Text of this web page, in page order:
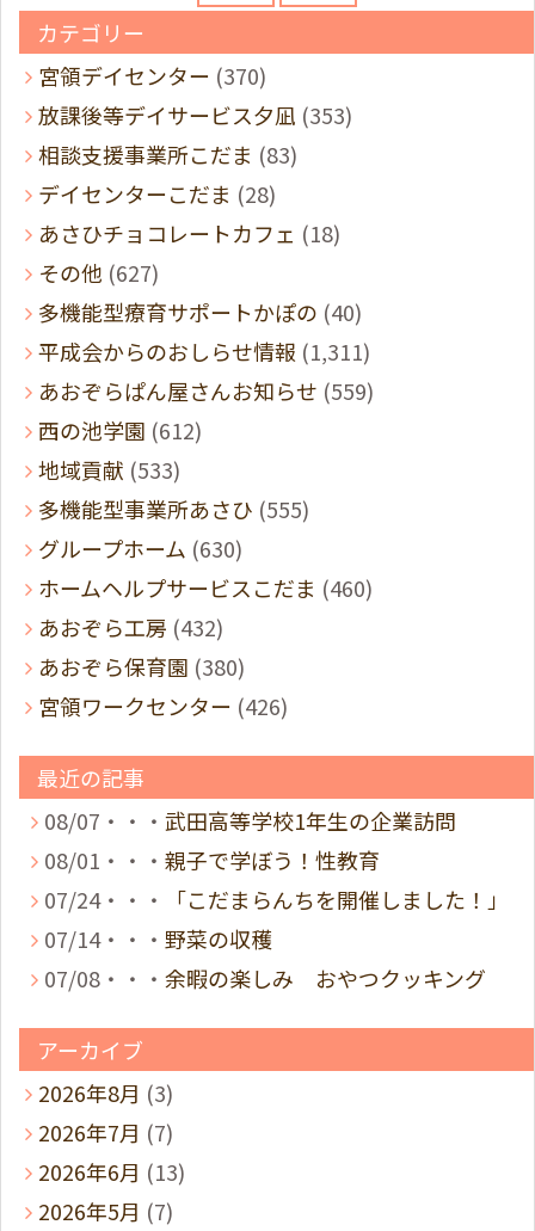
カテゴリー
宮領デイセンター (370)
放課後等デイサービス夕凪 (353)
相談支援事業所こだま (83)
デイセンターこだま (28)
あさひチョコレートカフェ (18)
その他 (627)
多機能型療育サポートかぽの (40)
平成会からのおしらせ情報 (1,311)
あおぞらぱん屋さんお知らせ (559)
西の池学園 (612)
地域貢献 (533)
多機能型事業所あさひ (555)
グループホーム (630)
ホームヘルプサービスこだま (460)
あおぞら工房 (432)
あおぞら保育園 (380)
宮領ワークセンター (426)
最近の記事
08/07・・・ 武田高等学校1年生の企業訪問
08/01・・・ 親子で学ぼう！性教育
07/24・・・
「こだまらんちを開催しました！」
07/14・・・ 野菜の収穫
07/08・・・ 余暇の楽しみ おやつクッキング
アーカイブ
2026年8月 (3)
2026年7月 (7)
2026年6月 (13)
2026年5月 (7)